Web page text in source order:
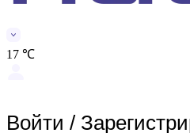
17 ℃
Войти /